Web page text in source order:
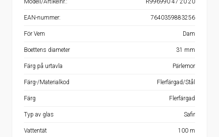
EAN-nummer: 7640359883256
För Vem Dam
Boettens diameter 31 mm
Färg på urtavla Pärlemor
Färg-/Materialkod Flerfärgad/Stål
Färg Flerfärgad
Typ av glas Safir
Vattentät 100 m